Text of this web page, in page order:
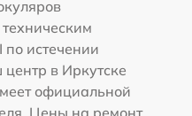
истечении
в Иркутске
официальной
Цены на ремонт,